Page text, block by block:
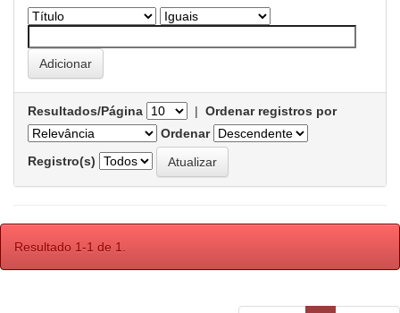
Resultados/Página | Ordenar registros por
Ordenar
Registro(s)
Resultado 1-1 de 1.